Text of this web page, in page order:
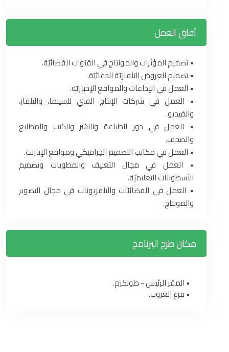
آفاق العمل
‏•‏ تصميم المؤثرات والمونتاج في القنوات الفضائيّة‎.‎
‏•‏ تصميم العروض التلفازيّة الدعائيّة‎.‎
‏•‏ العمل في الإذاعات والمواقع الإخباريّة‎.‎
‏•‏ العمل في شركات الإنتاج الفني للسينما، والتلفاز،
والفيديو‎.‎
‏•‏ العمل في دور الطباعة والنشر والكتب والمطابع
والصحف‎.‎
‏•‏ العمل في مكاتب التصميم الجرافيكي ومواقع الإنترنت‎.‎
‏•‏ العمل في مجال التغليف والمطويات وتصميم
الأسطوانات التعليميّة‎.‎
‏•‏ العمل في الفضائيّات والتلفزيونات في مجال التصوير
والمونتاج‎.‎
مكان طرح البرنامج
• المقر الرئيس - طولكرم.
• فرع العروب.